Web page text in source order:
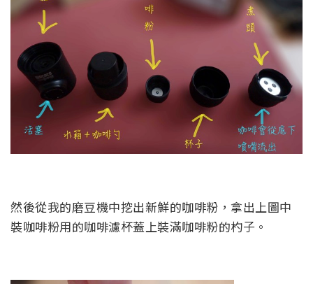
然後從我的磨豆機中挖出新鮮的咖啡粉，拿出上圖中
裝咖啡粉用的咖啡濾杯蓋上裝滿咖啡粉的杓子。